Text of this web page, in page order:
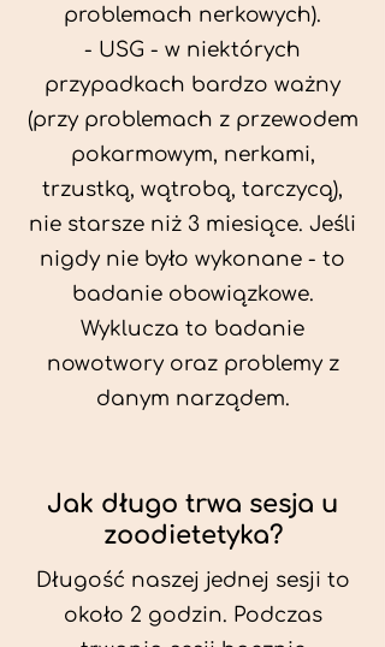
problemach nerkowych).
- USG - w niektórych
przypadkach bardzo ważny
(przy problemach z przewodem
pokarmowym, nerkami,
trzustką, wątrobą, tarczycą),
nie starsze niż 3 miesiące. Jeśli
nigdy nie było wykonane - to
badanie obowiązkowe.
Wyklucza to badanie
nowotwory oraz problemy z
danym narządem.
Jak długo trwa sesja u
zoodietetyka?
Długość naszej jednej sesji to
około 2 godzin. Podczas